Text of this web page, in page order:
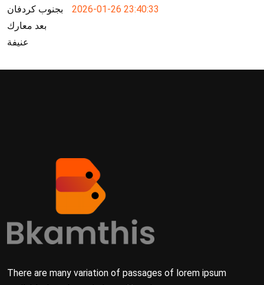
2026-01-26 23:40:33
There are many variation of passages of lorem ipsum